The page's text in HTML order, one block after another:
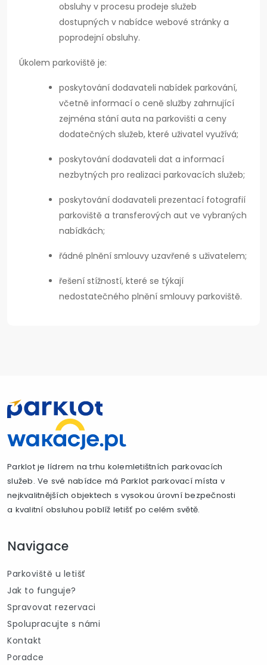
obsluhy v procesu prodeje služeb
dostupných v nabídce webové stránky a
poprodejní obsluhy.
Úkolem parkoviště je:
poskytování dodavateli nabídek parkování,
včetně informací o ceně služby zahrnující
zejména stání auta na parkovišti a ceny
dodatečných služeb, které uživatel využívá;
poskytování dodavateli dat a informací
nezbytných pro realizaci parkovacích služeb;
poskytování dodavateli prezentací fotografií
parkoviště a transferových aut ve vybraných
nabídkách;
řádné plnění smlouvy uzavřené s uživatelem;
řešení stížností, které se týkají
nedostatečného plnění smlouvy parkoviště.
Parklot je lídrem na trhu kolemletištních parkovacích
služeb. Ve své nabídce má Parklot parkovací místa v
nejkvalitnějších objektech s vysokou úrovní bezpečnosti
a kvalitní obsluhou poblíž letišť po celém světě.
Navigace
Parkoviště u letišť
Jak to funguje?
Spravovat rezervaci
Spolupracujte s námi
Kontakt
Poradce